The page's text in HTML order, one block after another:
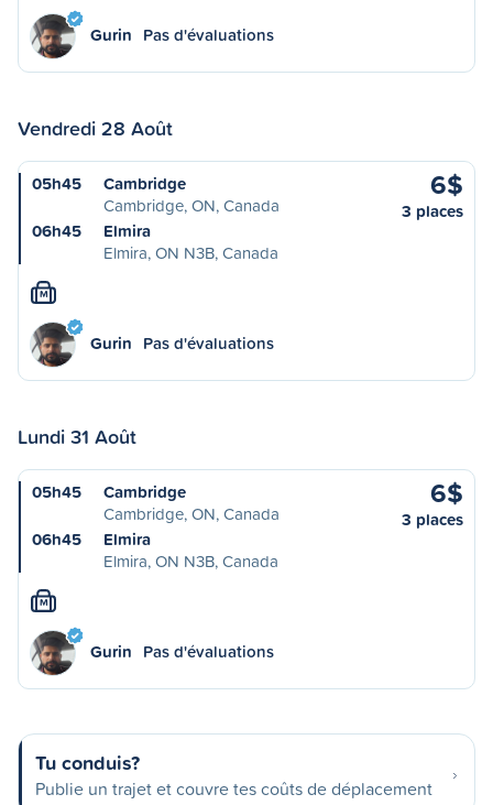
Gurin Pas d'évaluations
Vendredi 28 Août
05h45
Cambridge
Cambridge, ON, Canada
06h45
Elmira
Elmira, ON N3B, Canada
6$
3 places
M
Gurin Pas d'évaluations
Lundi 31 Août
05h45
Cambridge
Cambridge, ON, Canada
06h45
Elmira
Elmira, ON N3B, Canada
6$
3 places
M
Gurin Pas d'évaluations
Tu conduis?
Publie un trajet et couvre tes coûts de déplacement